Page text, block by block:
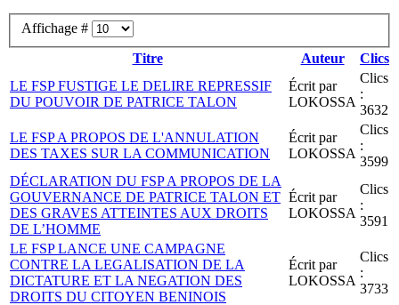
Affichage #
Titre
Auteur
Clics
LE FSP FUSTIGE LE DELIRE REPRESSIF
DU POUVOIR DE PATRICE TALON
Écrit par
LOKOSSA
Clics
:
3632
LE FSP A PROPOS DE L'ANNULATION
DES TAXES SUR LA COMMUNICATION
Écrit par
LOKOSSA
Clics
:
3599
DÉCLARATION DU FSP A PROPOS DE LA
GOUVERNANCE DE PATRICE TALON ET
DES GRAVES ATTEINTES AUX DROITS
DE L’HOMME
Écrit par
LOKOSSA
Clics
:
3591
LE FSP LANCE UNE CAMPAGNE
CONTRE LA LEGALISATION DE LA
DICTATURE ET LA NEGATION DES
DROITS DU CITOYEN BENINOIS
Écrit par
LOKOSSA
Clics
:
3733